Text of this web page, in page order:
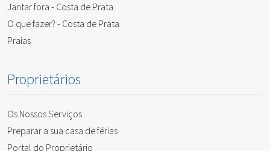
Jantar fora - Costa de Prata
O que fazer? - Costa de Prata
Praias
Proprietários
Os Nossos Serviços
Preparar a sua casa de férias
Portal do Proprietário